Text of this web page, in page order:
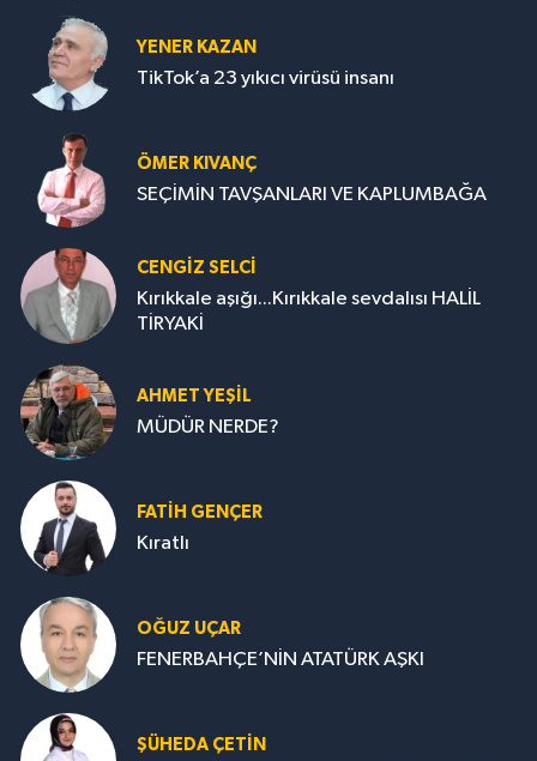
YENER KAZAN
TikTok’a 23 yıkıcı virüsü insanı
ÖMER KIVANÇ
SEÇİMİN TAVŞANLARI VE KAPLUMBAĞA
CENGİZ SELCİ
Kırıkkale aşığı...Kırıkkale sevdalısı HALİL
TİRYAKİ
AHMET YEŞİL
MÜDÜR NERDE?
FATIH GENÇER
Kıratlı
OĞUZ UÇAR
FENERBAHÇE’NİN ATATÜRK AŞKI
ŞÜHEDA ÇETİN